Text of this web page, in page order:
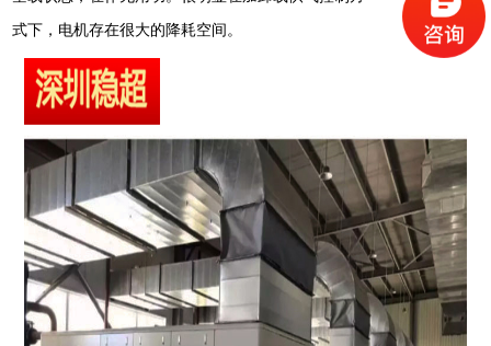
式下，电机存在很大的降耗空间。